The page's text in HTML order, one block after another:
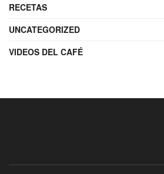
RECETAS
UNCATEGORIZED
VIDEOS DEL CAFÉ